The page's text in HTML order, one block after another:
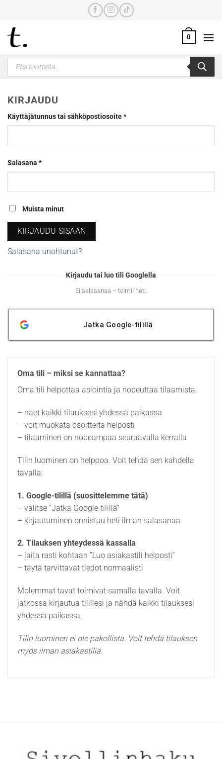
content
0
Products
search
KIRJAUDU
Käyttäjätunnus tai sähköpostiosoite*Vaaditaan
Salasana *Vaaditaan
Muista minut
KIRJAUDU SISÄÄN
Salasana unohtunut?
Kirjaudu tai luo tili Googlella
Ei salasanaa – toimii heti.
Jatka Google-tilillä
Oma tili – miksi se kannattaa?
Oma tili helpottaa asiointia ja nopeuttaa tilaamista.
– näet kaikki tilauksesi yhdessä paikassa
– voit muokata osoitteita helposti
– tilaaminen on nopeampaa seuraavalla kerralla
Tilin luominen on helppoa. Voit tehdä sen kahdella
tavalla:
1. Google-tilillä (suosittelemme tätä)
– valitse ”Jatka Google-tilillä”
– kirjautuminen onnistuu heti ilman salasanaa
2. Tilauksen yhteydessä kassalla
– laita rasti kohtaan ”Luo asiakastili helposti”
– täytä tarvittavat tiedot normaalisti
Molemmat tavat toimivat samalla tavalla. Voit
jatkossa kirjautua tilillesi ja nähdä kaikki tilauksesi
yhdessä paikassa.
Tilin luominen ei ole pakollista. Voit tehdä tilauksen
myös ilman asiakastiliä.